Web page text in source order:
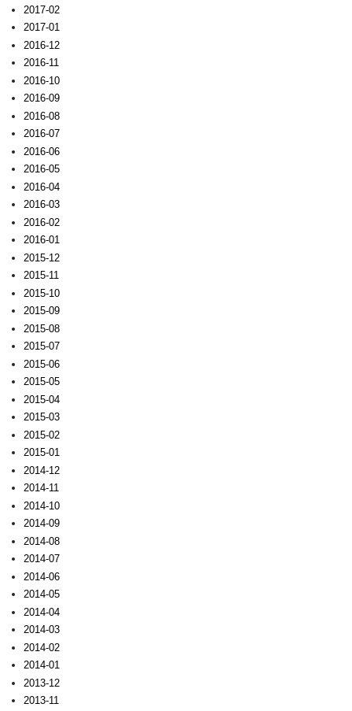
2017-02
2017-01
2016-12
2016-11
2016-10
2016-09
2016-08
2016-07
2016-06
2016-05
2016-04
2016-03
2016-02
2016-01
2015-12
2015-11
2015-10
2015-09
2015-08
2015-07
2015-06
2015-05
2015-04
2015-03
2015-02
2015-01
2014-12
2014-11
2014-10
2014-09
2014-08
2014-07
2014-06
2014-05
2014-04
2014-03
2014-02
2014-01
2013-12
2013-11